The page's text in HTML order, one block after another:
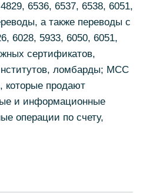
6536, 6537, 6538, 6051,
а также переводы с
6028, 5933, 6050, 6051,
сертификатов,
ломбарды; МСС
которые продают
и информационные
операции по счету,